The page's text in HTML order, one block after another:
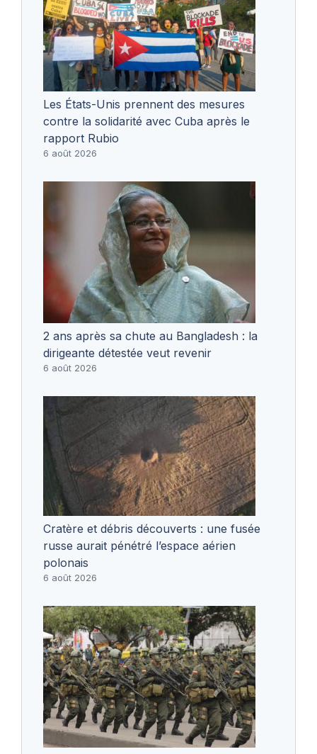
Les États-Unis prennent des mesures
contre la solidarité avec Cuba après le
rapport Rubio
6 août 2026
2 ans après sa chute au Bangladesh : la
dirigeante détestée veut revenir
6 août 2026
Cratère et débris découverts : une fusée
russe aurait pénétré l’espace aérien
polonais
6 août 2026